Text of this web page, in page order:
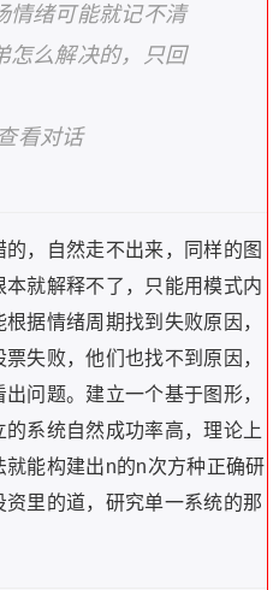
情绪可能就记不清
怎么解决的，只回
看对话
，自然走不出来，同样的图
就解释不了，只能用模式内
据情绪周期找到失败原因，
失败，他们也找不到原因，
问题。建立一个基于图形，
系统自然成功率高，理论上
能构建出n的n次方种正确研
里的道，研究单一系统的那